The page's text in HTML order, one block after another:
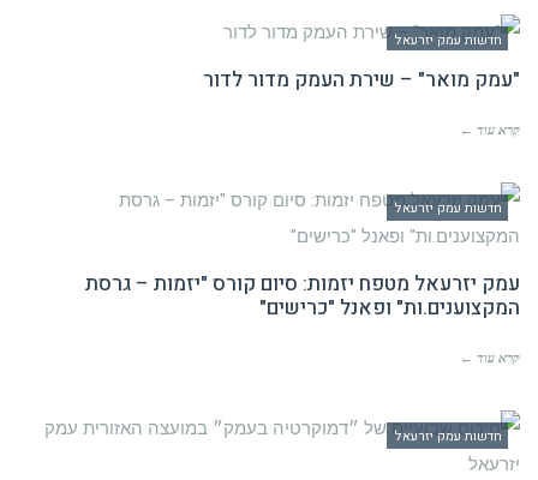
חדשות עמק יזרעאל
"עמק מואר" – שירת העמק מדור לדור
קרא עוד ←
חדשות עמק יזרעאל
עמק יזרעאל מטפח יזמות: סיום קורס "יזמות – גרסת
המקצוענים.ות" ופאנל "כרישים"
קרא עוד ←
חדשות עמק יזרעאל